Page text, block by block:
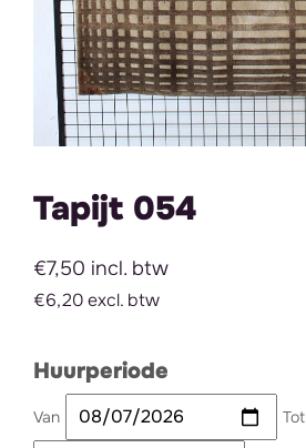
Tapijt 054
€7,50 incl. btw
€6,20 excl. btw
Huurperiode
Van Tot